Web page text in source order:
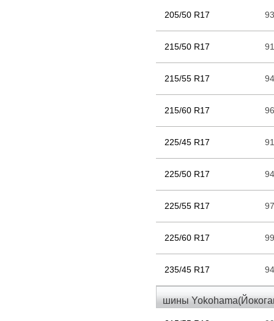
205/50 R17
215/50 R17
215/55 R17
215/60 R17
225/45 R17
225/50 R17
225/55 R17
225/60 R17
235/45 R17
шины